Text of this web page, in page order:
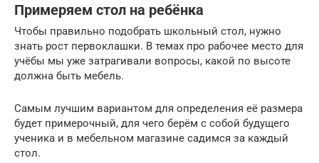
Примеряем стол на ребёнка
Чтобы правильно подобрать школьный стол, нужно
знать рост первоклашки. В темах про рабочее место для
учёбы мы уже затрагивали вопросы, какой по высоте
должна быть мебель.
Самым лучшим вариантом для определения её размера
будет примерочный, для чего берём с собой будущего
ученика и в мебельном магазине садимся за каждый
стол.